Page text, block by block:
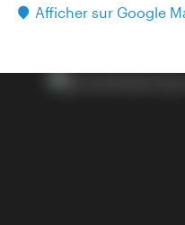
Afficher sur Google